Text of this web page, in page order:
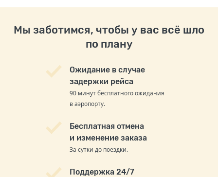
Мы заботимся, чтобы у вас всё шло
по плану
Ожидание в случае
задержки рейса
90 минут бесплатного ожидания
в аэропорту.
Бесплатная отмена
и изменение заказа
За сутки до поездки.
Поддержка 24/7